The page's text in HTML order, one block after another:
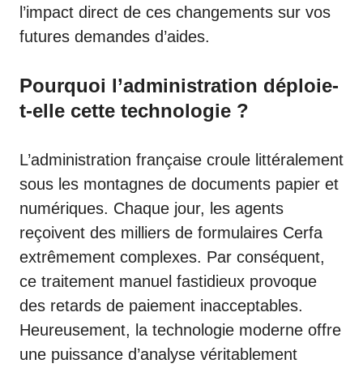
l’impact direct de ces changements sur vos
futures demandes d’aides.
Pourquoi l’administration déploie-
t-elle cette technologie ?
L’administration française croule littéralement
sous les montagnes de documents papier et
numériques. Chaque jour, les agents
reçoivent des milliers de formulaires Cerfa
extrêmement complexes. Par conséquent,
ce traitement manuel fastidieux provoque
des retards de paiement inacceptables.
Heureusement, la technologie moderne offre
une puissance d’analyse véritablement